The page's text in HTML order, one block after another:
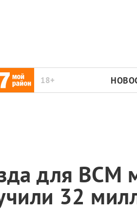
18+
для ВСМ
32